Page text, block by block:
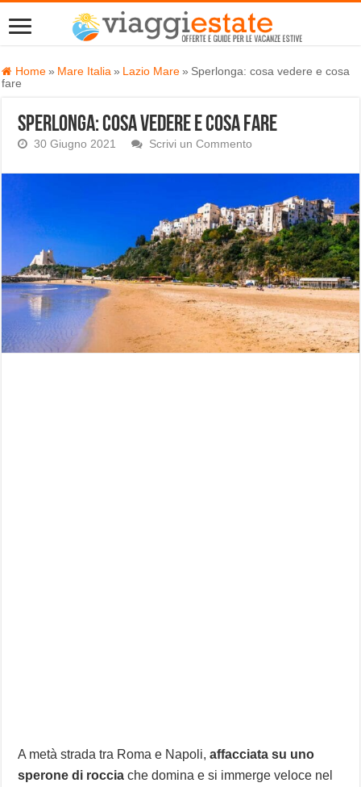
Home » Mare Italia » Lazio Mare » Sperlonga: cosa vedere e cosa
fare
Sperlonga: cosa vedere e cosa fare
30 Giugno 2021 Scrivi un Commento
A metà strada tra Roma e Napoli,affacciata su uno
sperone di roccia che domina e si immerge veloce nel